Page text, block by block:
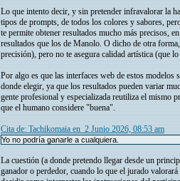
Lo que intento decir, y sin pretender infravalorar la
tipos de prompts, de todos los colores y sabores,
te permite obtener resultados mucho más precisos,
resultados que los de Manolo. O dicho de otra
precisión), pero no te asegura calidad artística (que
Por algo es que las interfaces web de estos modelos
donde elegir, ya que los resultados pueden variar
gente profesional y especializada reutiliza el mismo
que el humano considere "buena".
Cita de: Tachikomaia en 2 Junio 2026, 08:53 am
Yo no podría ganarle a cualquiera.
La cuestión (a donde pretendo llegar desde un
ganador o perdedor, cuando lo que el jurado